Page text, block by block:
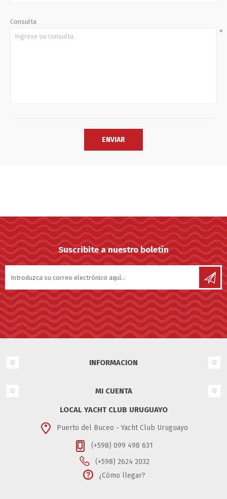
Consulta
*
Suscribite a nuestro boletín
INFORMACION
MI CUENTA
LOCAL YACHT CLUB URUGUAYO
Puerto del Buceo - Yacht Club Uruguayo
(+598) 099 498 631
(+598) 2624 2032
¿Cómo llegar?